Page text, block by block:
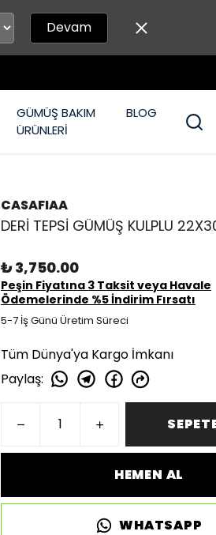
Devam
GÜMÜŞ BAKIM
ÜRÜNLERİ
BLOG
CASAFIAA
DERİ TEPSİ GÜMÜŞ KULPLU
₺ 3,750.00
Peşin Fiyatına 3 Taksit veya Havale
Ödemelerinde %5 İndirim Fırsatı
5-7 İş Günü Üretim Süreci
Tüm Dünya'ya Kargo İmkanı
Paylaş:
HEMEN AL
WHATSAPP